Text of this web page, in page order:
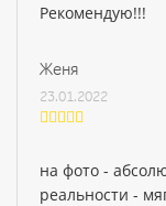
Рекомендую!!!
Женя
23.01.2022
на фото -
реальности -